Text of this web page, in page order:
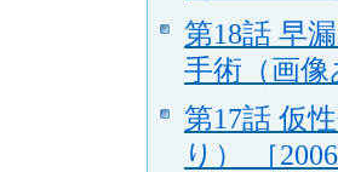
第18話 早
手術（画像
第17話 仮
り） ［